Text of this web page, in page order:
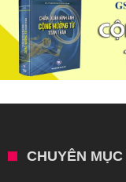
CHUYÊN MỤC